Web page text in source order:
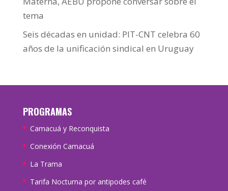
tema
Seis décadas en unidad: PIT-CNT celebra 60
años de la unificación sindical en Uruguay
PROGRAMAS
Camacuá y Reconquista
Conexión Camacuá
La Trama
Tarifa Nocturna por antipodes café